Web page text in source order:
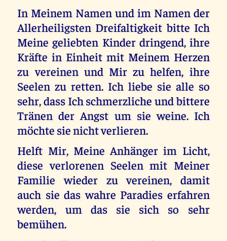
In Meinem Namen und im Namen der
Allerheiligsten Dreifaltigkeit bitte Ich
Meine geliebten Kinder dringend, ihre
Kräfte in Einheit mit Meinem Herzen
zu vereinen und Mir zu helfen, ihre
Seelen zu retten. Ich liebe sie alle so
sehr, dass Ich schmerzliche und bittere
Tränen der Angst um sie weine. Ich
möchte sie nicht verlieren.
Helft Mir, Meine Anhänger im Licht,
diese verlorenen Seelen mit Meiner
Familie wieder zu vereinen, damit
auch sie das wahre Paradies erfahren
werden, um das sie sich so sehr
bemühen.